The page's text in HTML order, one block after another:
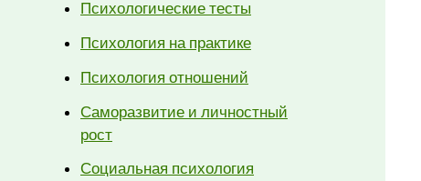
Психологические тесты
Психология на практике
Психология отношений
Саморазвитие и личностный
рост
Социальная психология